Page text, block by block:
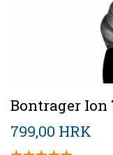
Bontrager Ion
799,00 HRK